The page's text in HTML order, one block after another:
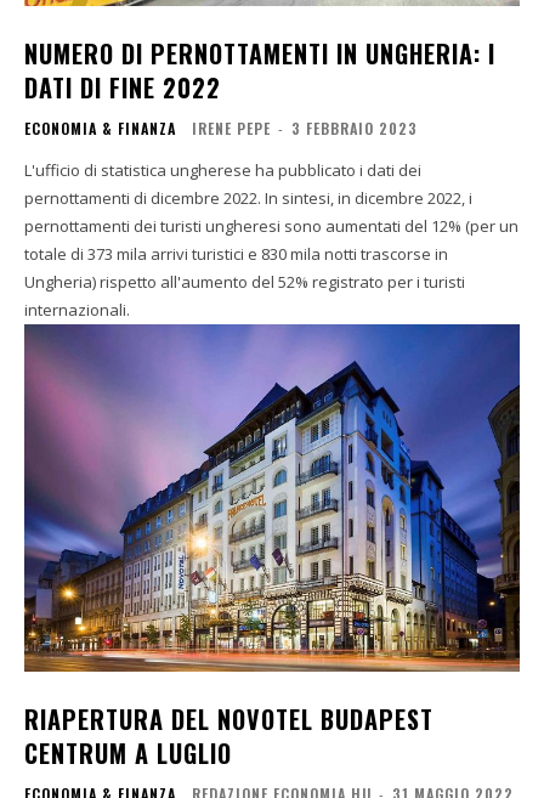
NUMERO DI PERNOTTAMENTI IN UNGHERIA: I
DATI DI FINE 2022
ECONOMIA & FINANZA IRENE PEPE - 3 FEBBRAIO 2023
L'ufficio di statistica ungherese ha pubblicato i dati dei
pernottamenti di dicembre 2022. In sintesi, in dicembre 2022, i
pernottamenti dei turisti ungheresi sono aumentati del 12% (per un
totale di 373 mila arrivi turistici e 830 mila notti trascorse in
Ungheria) rispetto all'aumento del 52% registrato per i turisti
internazionali.
RIAPERTURA DEL NOVOTEL BUDAPEST
CENTRUM A LUGLIO
ECONOMIA & FINANZA REDAZIONE ECONOMIA.HU - 31 MAGGIO 2022